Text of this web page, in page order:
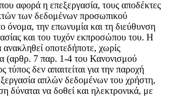
αφορά η επεξεργασία, τους αποδέκτες
των δεδομένων προσωπικού
όνομα, την επωνυμία και τη διεύθυνση
και του τυχόν εκπροσώπου του. Η
οποτεδήποτε, χωρίς
(αρθρ. 7 παρ. 1-4 του Κανονισμού
δεν απαιτείται για την παροχή
απλών δεδομένων του χρήστη,
δύναται να δοθεί και ηλεκτρονικά, με